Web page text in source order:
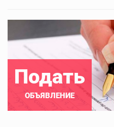
Подать
ОБЪЯВЛЕНИЕ